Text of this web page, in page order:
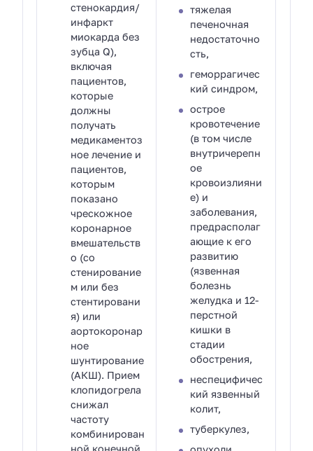
стенокардия/
инфаркт
миокарда без
зубца Q),
включая
пациентов,
которые
должны
получать
медикаментоз
ное лечение и
пациентов,
которым
показано
чрескожное
коронарное
вмешательств
о (со
стенирование
м или без
стентировани
я) или
аортокоронар
ное
шунтирование
(АКШ). Прием
клопидогрела
снижал
частоту
комбинирован
ной конечной
тяжелая
печеночная
недостаточно
сть,
геморрагичес
кий синдром,
острое
кровотечение
(в том числе
внутричерепн
ое
кровоизлияни
е) и
заболевания,
предрасполаг
ающие к его
развитию
(язвенная
болезнь
желудка и 12-
перстной
кишки в
стадии
обострения,
неспецифичес
кий язвенный
колит,
туберкулез,